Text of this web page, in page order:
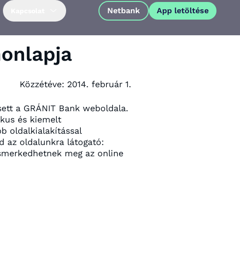
Netbank App letöltése
Közzétéve: 2014. február 1.
a GRÁNIT Bank weboldala.
és kiemelt
oldalkialakítással
az oldalunkra látogató:
meg az online